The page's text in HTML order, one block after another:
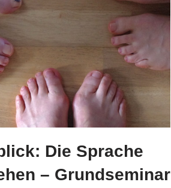
Die Sprache
– Grundseminar